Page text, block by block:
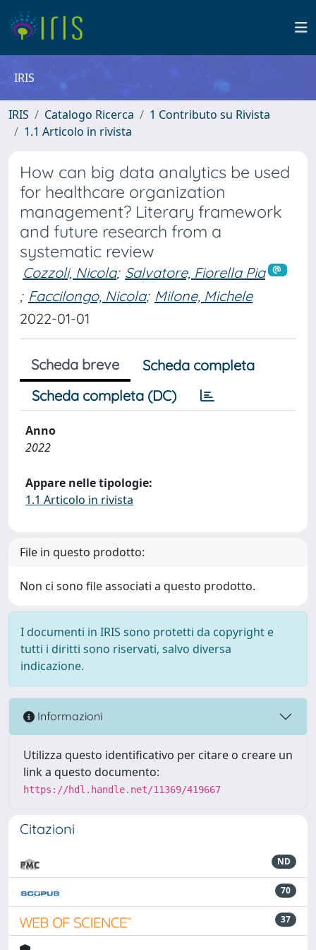
IRIS
IRIS Catalogo Ricerca
1 Contributo su Rivista
1.1 Articolo in rivista
How can big data analytics be used
for healthcare organization
management? Literary framework
and future research from a
systematic review
Cozzoli, Nicola; Salvatore, Fiorella Pia
; Faccilongo, Nicola; Milone, Michele
2022-01-01
Scheda breve
Scheda completa
Scheda completa (DC)
Anno
2022
Appare nelle tipologie:
1.1 Articolo in rivista
File in questo prodotto:
Non ci sono file associati a questo prodotto.
I documenti in IRIS sono protetti da copyright e
tutti i diritti sono riservati, salvo diversa
indicazione.
Informazioni
Utilizza questo identificativo per citare o creare un
link a questo documento:
https://hdl.handle.net/11369/419667
Citazioni
ND
70
37